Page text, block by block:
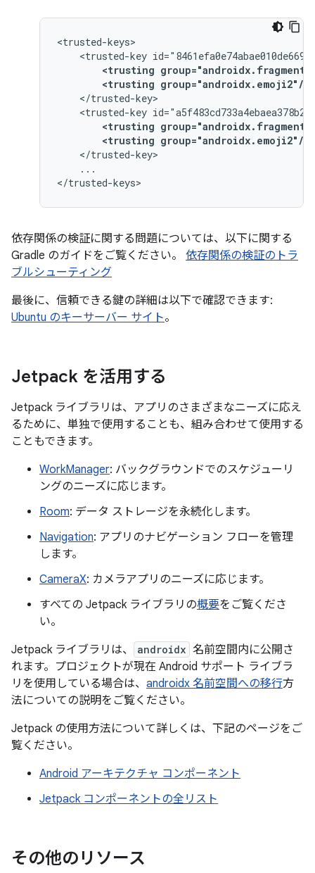
<trusted-key
<trusting
<trusting group="androidx.emoji2"/>
<trusted-key
<trusting
<trusting group="androidx.emoji2"/>
...
依存関係の検証に関する問題については、以下に関する
Gradle のガイドをご覧ください。 依存関係の検証のトラ
ブルシューティング
最後に、信頼できる鍵の詳細は以下で確認できます:
Ubuntu のキーサーバー サイト。
Jetpack を活用する
Jetpack ライブラリは、アプリのさまざまなニーズに応え
るために、単独で使用することも、組み合わせて使用する
こともできます。
WorkManager: バックグラウンドでのスケジューリ
ングのニーズに応じます。
Room: データ ストレージを永続化します。
Navigation: アプリのナビゲーション フローを管理
します。
CameraX: カメラアプリのニーズに応じます。
すべての Jetpack ライブラリの概要をご覧くださ
い。
Jetpack ライブラリは、
androidx 名前空間内に公開さ
れます。プロジェクトが現在 Android サポート ライブラ
リを使用している場合は、 androidx 名前空間への移行方
法についての説明をご覧ください。
Jetpack の使用方法について詳しくは、下記のページをご
覧ください。
Android アーキテクチャ コンポーネント
Jetpack コンポーネントの全リスト
その他のリソース